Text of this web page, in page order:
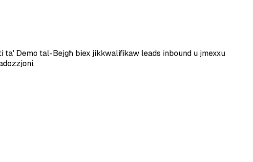
Demo tal-Bejgħ biex jikkwalifikaw leads inbound u jmexxu